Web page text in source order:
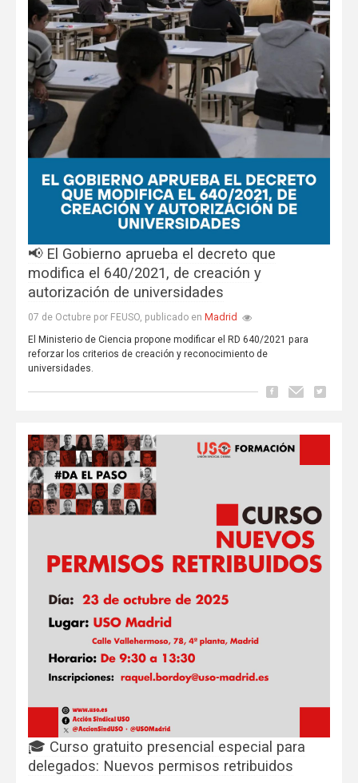
📢 El Gobierno aprueba el decreto que
modifica el 640/2021, de creación y
autorización de universidades
07 de Octubre por FEUSO, publicado en Madrid
El Ministerio de Ciencia propone modificar el RD 640/2021 para
reforzar los criterios de creación y reconocimiento de
universidades.
🎓 Curso gratuito presencial especial para
delegados: Nuevos permisos retribuidos